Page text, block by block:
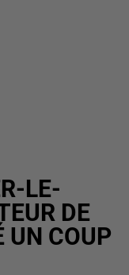
LE-
DE
UN COUP